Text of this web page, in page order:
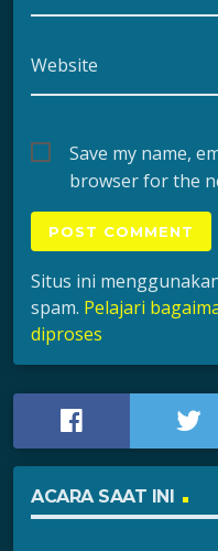
Website
Save my name,
browser for the
Situs ini
spam. Pelajari
diproses
ACARA SAAT INI